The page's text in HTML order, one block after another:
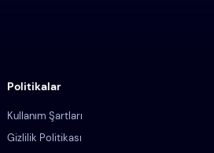
Politikalar
Kullanım Şartları
Gizlilik Politikası